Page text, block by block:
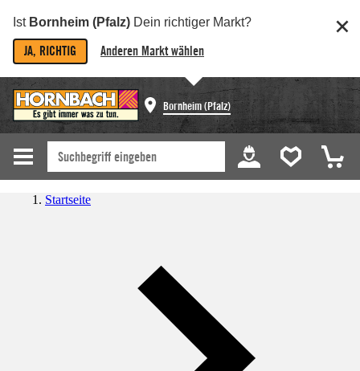
Ist Bornheim (Pfalz) Dein richtiger Markt?
JA, RICHTIG Anderen Markt wählen
Bornheim (Pfalz)
Startseite